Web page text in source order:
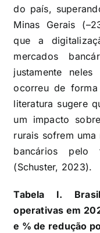
do país,
Minas Gerais
que a
mercados
justamente
ocorreu de
literatura sugere
um impacto
rurais sofrem
bancários pelo
(Schuster, 2023).
Tabela I.
operativas em
e % de redução